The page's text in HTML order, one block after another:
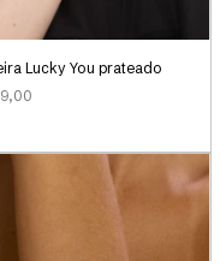
Lucky You prateado